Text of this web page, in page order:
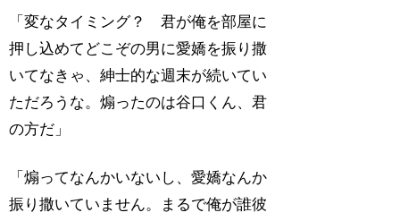
「変なタイミング？ 君が俺を部屋に
押し込めてどこぞの男に愛嬌を振り撒
いてなきゃ、紳士的な週末が続いてい
ただろうな。煽ったのは谷口くん、君
の方だ」
「煽ってなんかいないし、愛嬌なんか
振り撒いていません。まるで俺が誰彼